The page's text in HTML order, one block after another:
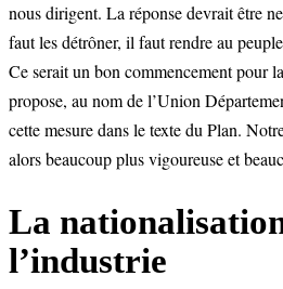
nous dirigent. La réponse devrait être
faut les détrôner, il faut rendre au
Ce serait un bon commencement pour
propose, au nom de l’Union
cette mesure dans le texte du Plan.
alors beaucoup plus vigoureuse et
La
l’industrie